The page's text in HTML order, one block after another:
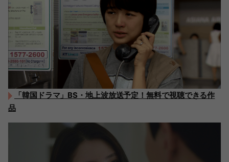
「韓国ドラマ」BS・地上波放送予定！無料で視聴できる作
品